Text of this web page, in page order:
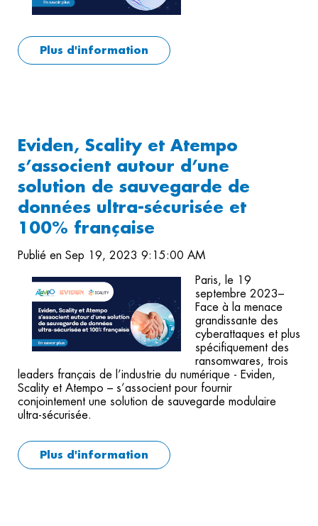
Plus d'information
Eviden, Scality et Atempo
s’associent autour d’une
solution de sauvegarde de
données ultra-sécurisée et
100% française
Publié en Sep 19, 2023 9:15:00 AM
Paris, le 19
septembre 2023–
Face à la menace
grandissante des
cyberattaques et plus
spécifiquement des
ransomwares, trois
leaders français de l’industrie du numérique - Eviden,
Scality et Atempo – s’associent pour fournir
conjointement une solution de sauvegarde modulaire
ultra-sécurisée.
Plus d'information